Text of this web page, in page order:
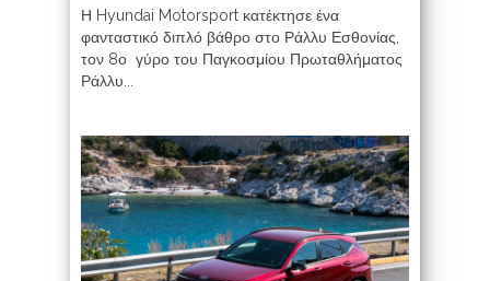
Η Hyundai Motorsport κατέκτησε ένα
φανταστικό διπλό βάθρο στο Ράλλυ Εσθονίας,
τον 8ο γύρο του Παγκοσμίου Πρωταθλήματος
Ράλλυ...